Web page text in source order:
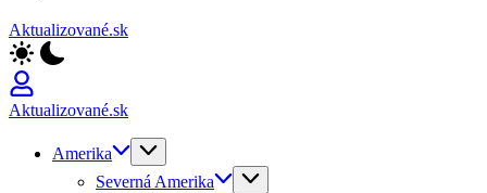
Aktualizované.sk
Aktualizované.sk
Amerika
Severná Amerika